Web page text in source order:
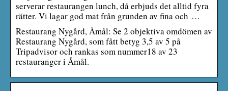
serverar restaurangen lunch, då erbjuds det alltid fyra
rätter. Vi lagar god mat från grunden av fina och …
Restaurang Nygård, Åmål: Se 2 objektiva omdömen av
Restaurang Nygård, som fått betyg 3,5 av 5 på
Tripadvisor och rankas som nummer18 av 23
restauranger i Åmål.